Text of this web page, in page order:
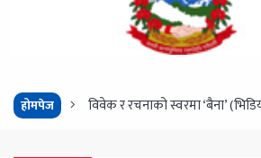
होमपेज विवेक र रचनाको स्वरमा ‘बैना’